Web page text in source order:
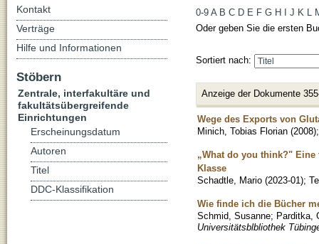
0-9 A B C D E F G H J K L
Oder geben Sie die ersten
Sortiert nach:
Anzeige der Dokumente
Wege des Exports von
Minich, Tobias Florian (2008)
„What do you think?"
Klasse
Schadtle, Mario (2023-01);
Wie finde ich die Bücher
Schmid, Susanne; Parditka,
Universitätsblbliothek
Kontakt
Verträge
Hilfe und Informationen
Stöbern
Zentrale, interfakultäre und
fakultätsübergreifende
Einrichtungen
Erscheinungsdatum
Autoren
Titel
DDC-Klassifikation